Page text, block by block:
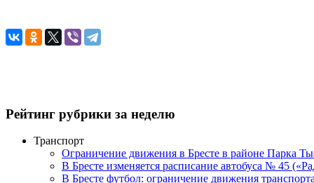
Рейтинг рубрики за неделю
Транспорт
Ограничение движения в Бресте в районе Парка
В Бресте изменяется расписание автобуса № 45
В Бресте футбол: ограничение движения